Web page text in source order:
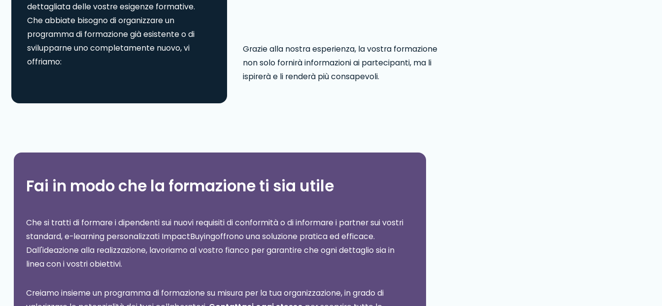
dettagliata delle vostre esigenze formative.
Che abbiate bisogno di organizzare un
programma di formazione già esistente o di
svilupparne uno completamente nuovo, vi
offriamo:
Grazie alla nostra esperienza, la vostra formazione
non solo fornirà informazioni ai partecipanti, ma li
ispirerà e li renderà più consapevoli.
Fai in modo che la formazione ti sia utile
Che si tratti di formare i dipendenti sui nuovi requisiti di conformità o di informare i partner sui vostri
standard, e-learning personalizzati ImpactBuyingoffrono una soluzione pratica ed efficace.
Dall'ideazione alla realizzazione, lavoriamo al vostro fianco per garantire che ogni dettaglio sia in
linea con i vostri obiettivi.
Creiamo insieme un programma di formazione su misura per la tua organizzazione, in grado di